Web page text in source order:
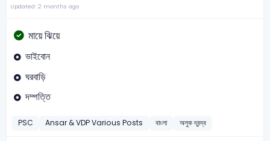
Updated: 2 months ago
মায়ে ঝিয়ে
ভাইবোন
ঘরবাড়ি
দম্পত্তি
PSC Ansar & VDP Various Posts বাংলা অলুক দ্বন্দ্ব